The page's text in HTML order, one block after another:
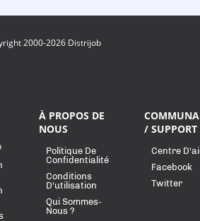
2000-2026 Distrijob
À PROPOS DE
NOUS
Politique De
Confidentialité
Conditions
D'utilisation
Qui Sommes-
Nous ?
/ SUPPORT
Centre
Facebook
Twitter